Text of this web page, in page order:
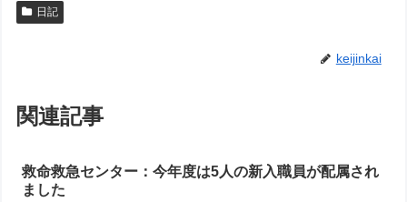
日記
keijinkai
関連記事
救命救急センター：今年度は5人の新入職員が配属され
ました